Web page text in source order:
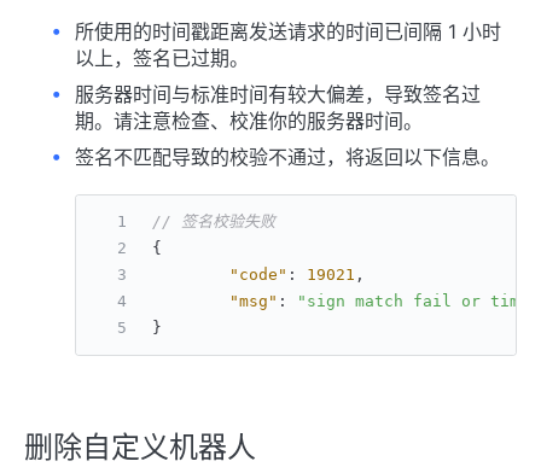
所使用的时间戳距离发送请求的时间已间隔 1 小时
以上，签名已过期。
服务器时间与标准时间有较大偏差，导致签名过
期。请注意检查、校准你的服务器时间。
签名不匹配导致的校验不通过，将返回以下信息。
// 签名校验失败
{
"code" : 19021 ,
"msg" :
"sign match fail or
}
删除自定义机器人